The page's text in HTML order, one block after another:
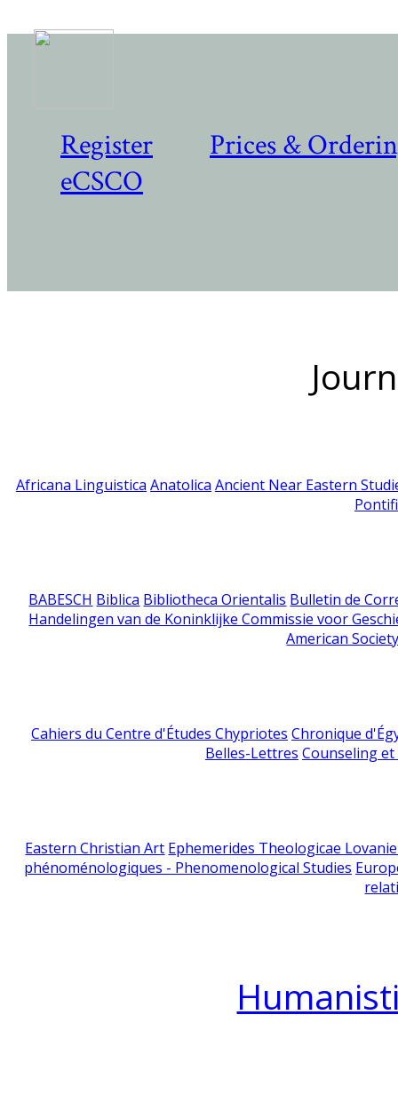
Register
Prices &
eCSCO
Africana Linguistica Anatolica Ancient Near Eastern
BABESCH Biblica Bibliotheca Orientalis Bulletin de
Handelingen van de Koninklijke Commissie voor
American
Cahiers du Centre d'Études Chypriotes Chronique
Belles-Lettres Counseling
Eastern Christian Art Ephemerides Theologicae
phénoménologiques - Phenomenological Studies